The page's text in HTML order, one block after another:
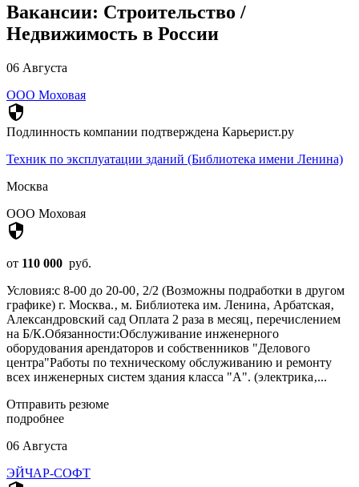
Вакансии: Строительство /
Недвижимость в России
06 Августа
ООО Моховая
security
Подлинность компании подтверждена Карьерист.ру
Техник по эксплуатации зданий (Библиотека имени Ленина)
Москва
ООО Моховая
security
от 110 000 руб.
Условия:с 8-00 до 20-00‚ 2/2 (Возможны подработки в другом
графике) г. Москва.‚ м. Библиотека им. Ленина‚ Арбатская‚
Александровский сад Оплата 2 раза в месяц‚ перечислением
на Б/К.Обязанности:Обслуживание инженерного
оборудования арендаторов и собственников "Делового
центра"Работы по техническому обслуживанию и ремонту
всех инженерных систем здания класса "А". (электрика‚...
Отправить резюме
подробнее
06 Августа
ЭЙЧАР-СОФТ